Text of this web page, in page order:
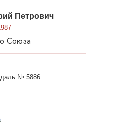
Петрович
Союза
№ 5886